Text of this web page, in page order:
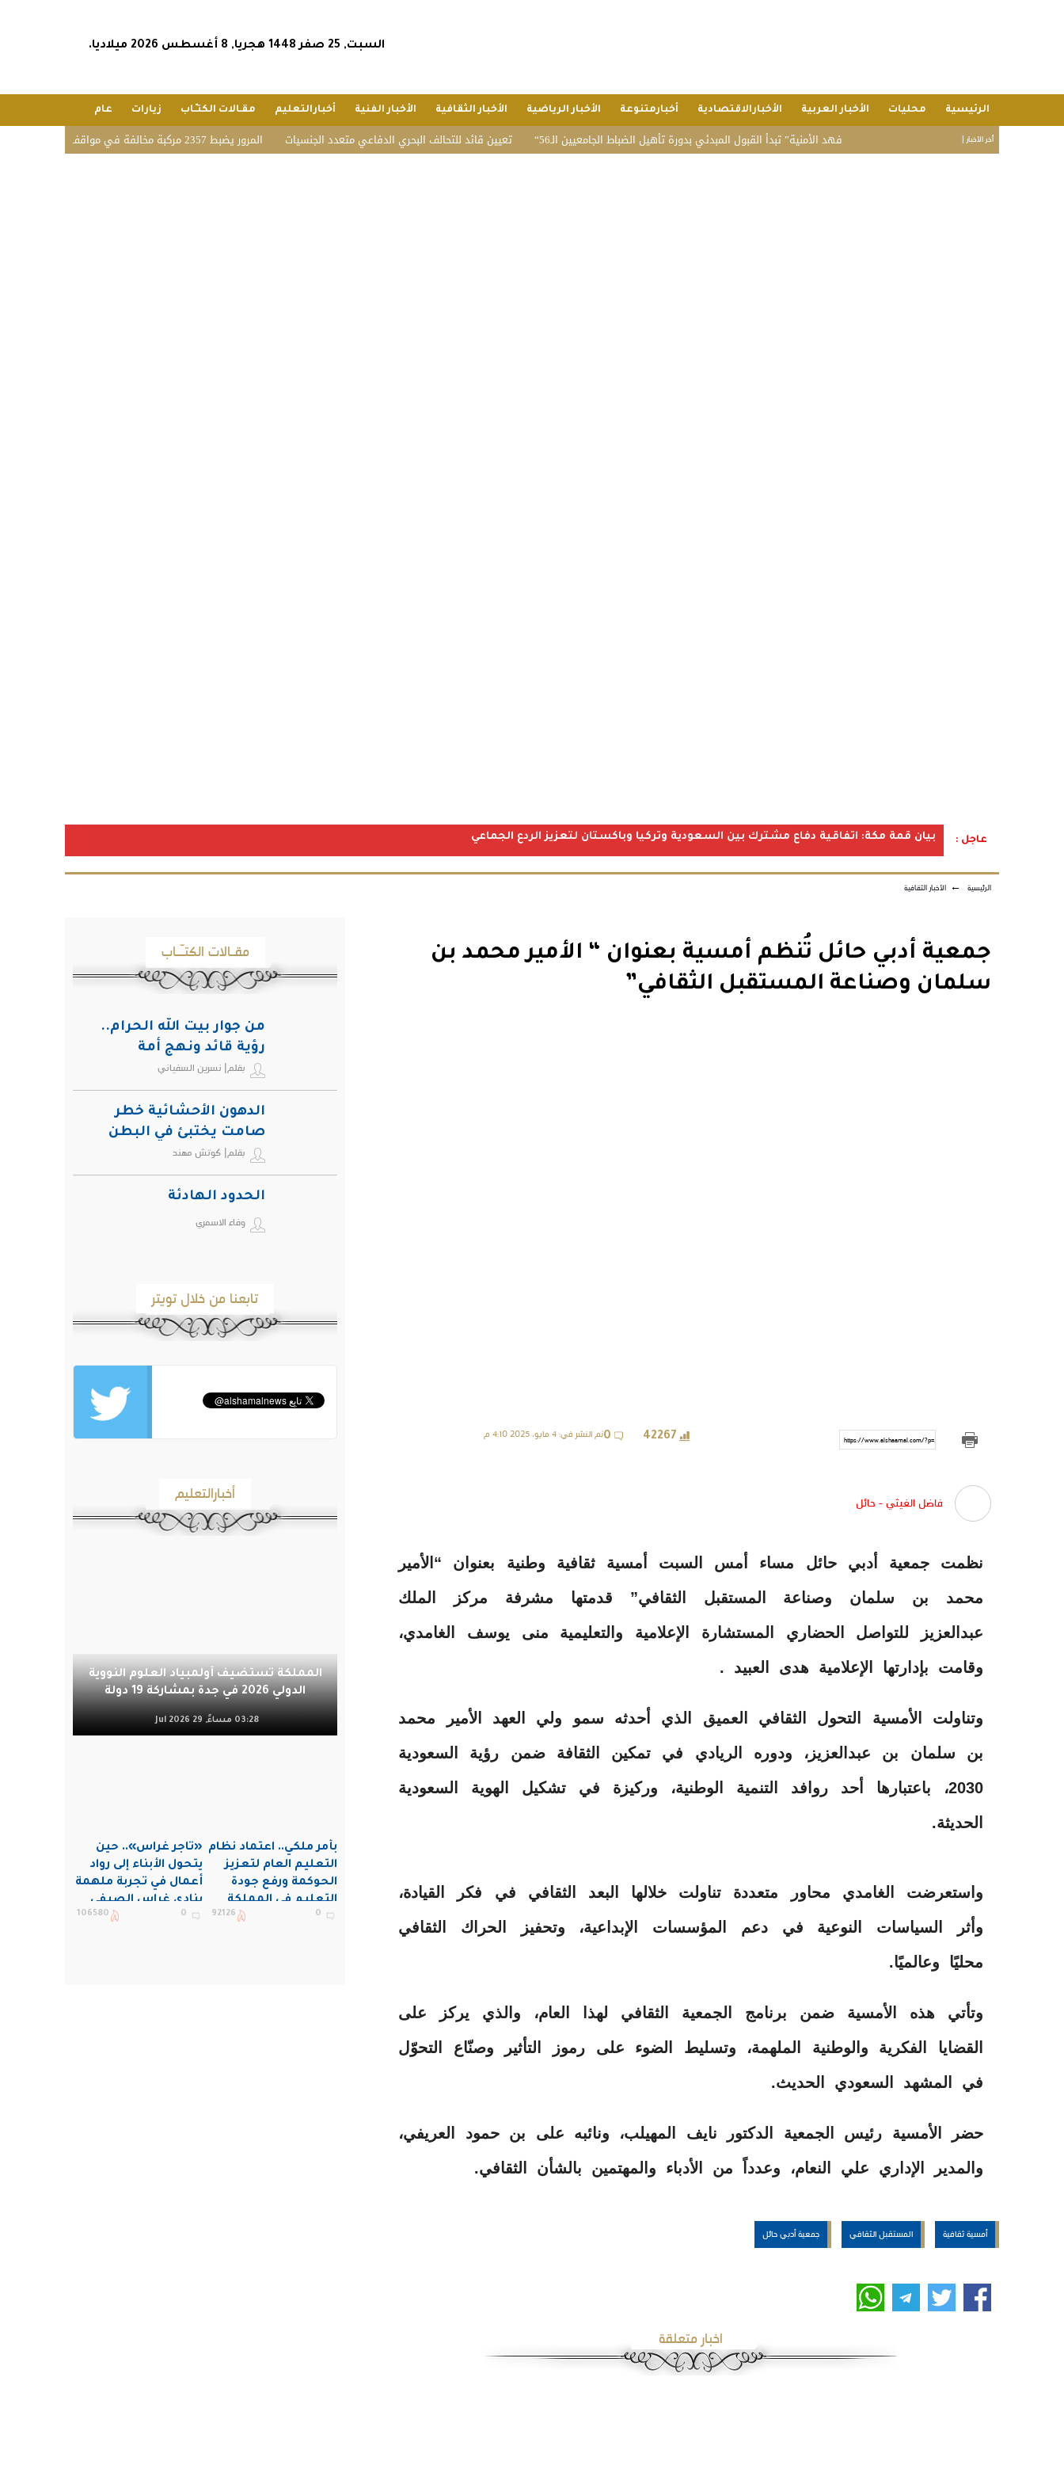
السبت, 25 صفر 1448 هجريا, 8 أغسطس 2026 ميلاديا.
الرئيسية محليات الأخبار العربية الأخبارالاقتصادية أخبارمتنوعة الأخبار الرياضية الأخبار الثقافية الأخبار الفنية أخبارالتعليم مقـالات الكتـّـاب زيارات عام
أخر الأخبار | المرور يضبط 2357 مركبة مخالفة في مواقف الأشخاص ذوي الإعاقة بمختلف مناطق المملكة تعيين قائد للتحالف البحري الدفاعي متعدد الجنسيات “فهد الأمنية” تبدأ القبول المبدئي بدورة تأهيل الضباط الجامعيين الـ56
عاجل : بيان قمة مكة: اتفاقية دفاع مشترك بين السعودية وتركيا وباكستان لتعزيز الردع الجماعي
الرئيسية ← الأخبار الثقافية
جمعية أدبي حائل تُنظم أمسية بعنوان “ الأمير محمد بن
سلمان وصناعة المستقبل الثقافي”
https://www.alshaamal.com/?p=294605
تم النشر في: 4 مايو، 2025 4:10 م 42267
0
فاضل الغيثي - حائل
نظمت جمعية أدبي حائل مساء أمس السبت أمسية ثقافية وطنية بعنوان “الأمير
محمد بن سلمان وصناعة المستقبل الثقافي” قدمتها مشرفة مركز الملك
عبدالعزيز للتواصل الحضاري المستشارة الإعلامية والتعليمية منى يوسف الغامدي،
وقامت بإدارتها الإعلامية هدى العبيد .
وتناولت الأمسية التحول الثقافي العميق الذي أحدثه سمو ولي العهد الأمير محمد
بن سلمان بن عبدالعزيز، ودوره الريادي في تمكين الثقافة ضمن رؤية السعودية
2030، باعتبارها أحد روافد التنمية الوطنية، وركيزة في تشكيل الهوية السعودية
الحديثة.
واستعرضت الغامدي محاور متعددة تناولت خلالها البعد الثقافي في فكر القيادة،
وأثر السياسات النوعية في دعم المؤسسات الإبداعية، وتحفيز الحراك الثقافي
محليًا وعالميًا.
‏‎وتأتي هذه الأمسية ضمن برنامج الجمعية الثقافي لهذا العام، والذي يركز على
القضايا الفكرية والوطنية الملهمة، وتسليط الضوء على رموز التأثير وصنّاع التحوّل
في المشهد السعودي الحديث.
حضر الأمسية رئيس الجمعية الدكتور نايف المهيلب، ونائبه على بن حمود العريفي،
والمدير الإداري علي النعام، وعدداً من الأدباء والمهتمين بالشأن الثقافي.
أمسية ثقافية المستقبل الثقافي جمعية أدبي حائل
اخبار متعلقة
مقـالات الكتـّـاب
من جوار بيت الله الحرام..
رؤية قائد ونهج أمة
بقلم| نسرين السفياني
الدهون الأحشائية خطر
صامت يختبئ في البطن
ويهدد صحة الإنسان
بقلم| كوتش مهند
الحدود الهادئة
وفاء الاسمري
تابعنا من خلال تويتر
أخبارالتعليم
المملكة تستضيف أولمبياد العلوم النووية
الدولي 2026 في جدة بمشاركة 19 دولة
03:28 مساءً, 29 Jul 2026
بأمر ملكي.. اعتماد نظام
التعليم العام لتعزيز
الحوكمة ورفع جودة
التعليم في المملكة
0
92126
«تاجر غراس».. حين
يتحول الأبناء إلى رواد
أعمال في تجربة ملهمة
بنادي غراس الصيفي
بالجبيل
0
106580